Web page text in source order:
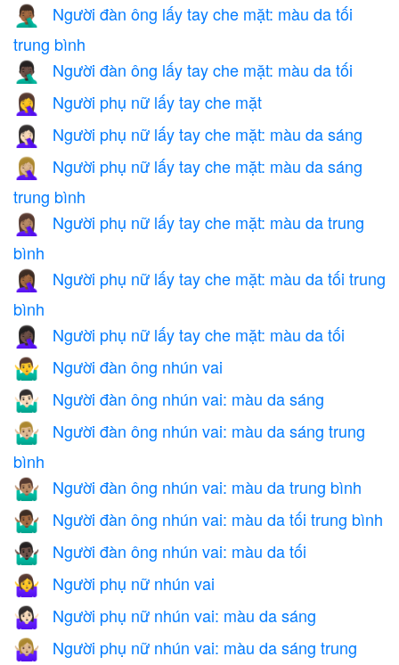
🤦🏾‍♂️
Người đàn ông lấy tay che mặt: màu da tối
trung bình
🤦🏿‍♂️ Người đàn ông lấy tay che mặt: màu da tối
🤦‍♀️ Người phụ nữ lấy tay che mặt
🤦🏻‍♀️ Người phụ nữ lấy tay che mặt: màu da sáng
🤦🏼‍♀️
Người phụ nữ lấy tay che mặt: màu da sáng
trung bình
🤦🏽‍♀️
Người phụ nữ lấy tay che mặt: màu da trung
bình
🤦🏾‍♀️
Người phụ nữ lấy tay che mặt: màu da tối trung
bình
🤦🏿‍♀️ Người phụ nữ lấy tay che mặt: màu da tối
🤷‍♂️ Người đàn ông nhún vai
🤷🏻‍♂️ Người đàn ông nhún vai: màu da sáng
🤷🏼‍♂️
Người đàn ông nhún vai: màu da sáng trung
bình
🤷🏽‍♂️ Người đàn ông nhún vai: màu da trung bình
🤷🏾‍♂️ Người đàn ông nhún vai: màu da tối trung bình
🤷🏿‍♂️ Người đàn ông nhún vai: màu da tối
🤷‍♀️ Người phụ nữ nhún vai
🤷🏻‍♀️ Người phụ nữ nhún vai: màu da sáng
🤷🏼‍♀️
Người phụ nữ nhún vai: màu da sáng trung